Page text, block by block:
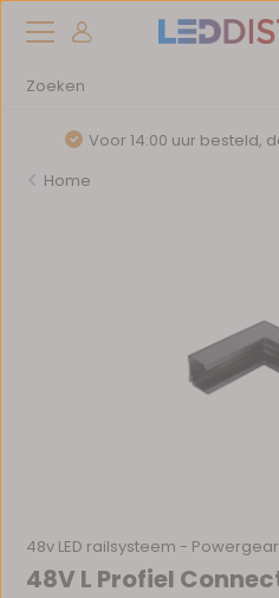
Voor 14:00 uur besteld,
Home
48v LED railsysteem - Powergear
48V L Profiel